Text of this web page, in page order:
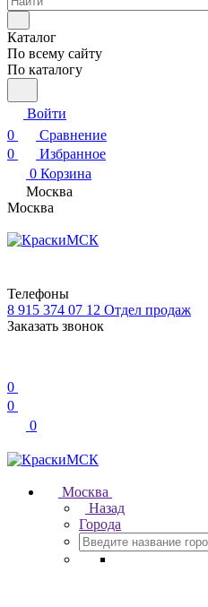
Каталог
По всему сайту
По каталогу
Войти
0
Сравнение
0
Избранное
0 Корзина
Москва
Москва
Телефоны
8 915 374 07 12 Отдел продаж
Заказать звонок
0
0
0
Москва
Назад
Города